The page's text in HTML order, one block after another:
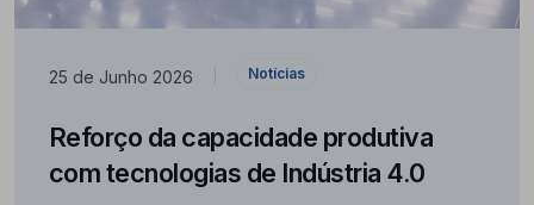
25 de Junho 2026 Notícias
Reforço da capacidade produtiva
com tecnologias de Indústria 4.0